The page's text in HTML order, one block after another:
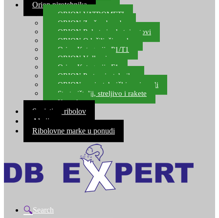
Orion pirotehnika
ORION VATROMETI
ORION Zračne bombe
ORION Rakete i raketni setovi
ORION Odašiljači zvuka
Orion Kategorija P1/T1
ORION Vulkani
Orion Kategorija F1
ORION Party pirotehnika
ORION nepirotehnički proizvodi
Start pištolji, streljivo i rakete
Kontakt
Savjeti za ribolov
Akcija
Ribolovne marke u ponudi
Search